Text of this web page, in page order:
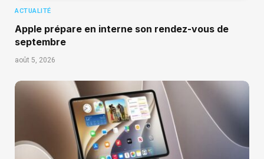
ACTUALITÉ
Apple prépare en interne son rendez-vous de
septembre
août 5, 2026